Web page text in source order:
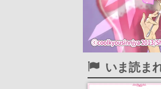
いま読ま